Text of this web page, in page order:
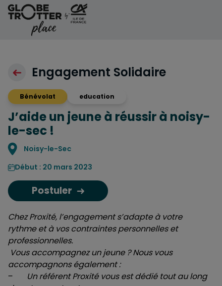
Aller au contenu
Engagement Solidaire
Bénévolat education
J’aide un jeune à réussir à noisy-
le-sec !
Localisation
Noisy-le-Sec
Début : 20 mars 2023
Postuler
Chez Proxité, l’engagement s’adapte à votre
rythme et à vos contraintes personnelles et
professionnelles.
Vous accompagnez un jeune ? Nous vous
accompagnons également :
– Un référent Proxité vous est dédié tout au long